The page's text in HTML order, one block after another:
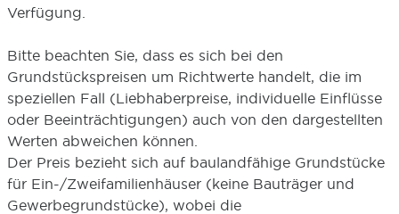
Verfügung.
Bitte beachten Sie, dass es sich bei den
Grundstückspreisen um Richtwerte handelt, die im
speziellen Fall (Liebhaberpreise, individuelle Einflüsse
oder Beeinträchtigungen) auch von den dargestellten
Werten abweichen können.
Der Preis bezieht sich auf baulandfähige Grundstücke
für Ein-/Zweifamilienhäuser (keine Bauträger und
Gewerbegrundstücke), wobei die